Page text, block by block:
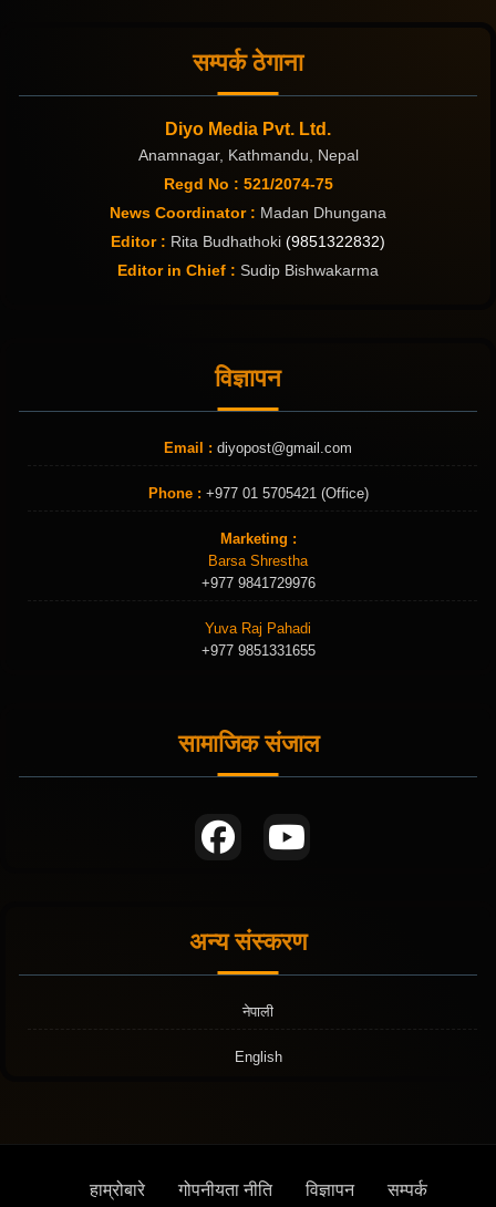
सम्पर्क ठेगाना
Diyo Media Pvt. Ltd.
Anamnagar, Kathmandu, Nepal
Regd No : 521/2074-75
News Coordinator : Madan Dhungana
Editor : Rita Budhathoki (9851322832)
Editor in Chief : Sudip Bishwakarma
विज्ञापन
Email : diyopost@gmail.com
Phone : +977 01 5705421 (Office)
Marketing :
Barsa Shrestha
+977 9841729976
Yuva Raj Pahadi
+977 9851331655
सामाजिक संजाल
अन्य संस्करण
नेपाली
English
हाम्रोबारे गोपनीयता नीति विज्ञापन सम्पर्क